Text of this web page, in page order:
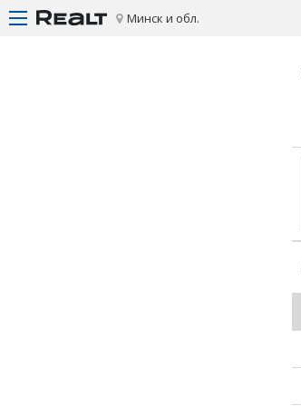
Минск и обл.